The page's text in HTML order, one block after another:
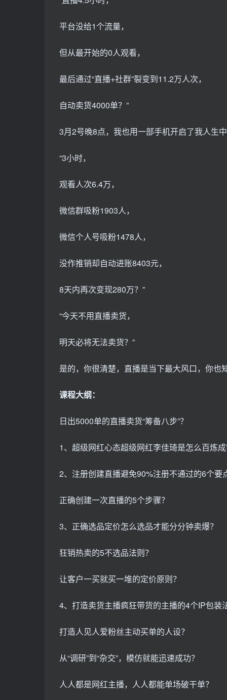
平台没给1个流量，
但从最开始的0人观看，
最后通过“直播+社群”裂变到11.2万人次，
自动卖货4000单？”
3月2号晚8点，我也用一部手机开启了我人
“3小时，
观看人次6.4万，
微信群吸粉1903人，
微信个人号吸粉1478人，
没作推销却自动进账8403元，
8天内再次变现280万？”
“今天不用直播卖货，
明天必将无法卖货？”
是的，你很清楚，直播是当下最大风口，你也
课程大纲：
日出5000单的直播卖货“筹备八步”？
1、超级网红心态超级网红李佳琦是怎么百炼成
2、注册创建直播避免90%注册不通过的6个要
正确创建一次直播的5个步骤？
3、正确选品定价怎么选品才能分分钟卖爆？
狂销热卖的5不选品法则？
让客户一买就买一堆的定价原则？
4、打造卖货主播疯狂带货的主播的4个IP包装
打造人见人爱粉丝主动买单的人设？
从“调研”到“杂交”，模仿就能迅速成功？
人人都是网红主播，人人都能单场破干单？